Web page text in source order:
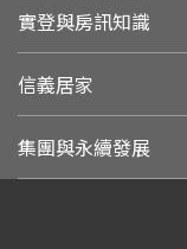
實登與房訊知識
信義居家
集團與永續發展